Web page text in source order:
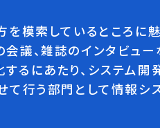
模索しているところに
議、雑誌のインタビュ
るにあたり、システム開
行う部門として情報シ